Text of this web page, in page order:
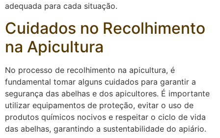
adequada para cada situação.
Cuidados no Recolhimento
na Apicultura
No processo de recolhimento na apicultura, é
fundamental tomar alguns cuidados para garantir a
segurança das abelhas e dos apicultores. É importante
utilizar equipamentos de proteção, evitar o uso de
produtos químicos nocivos e respeitar o ciclo de vida
das abelhas, garantindo a sustentabilidade do apiário.